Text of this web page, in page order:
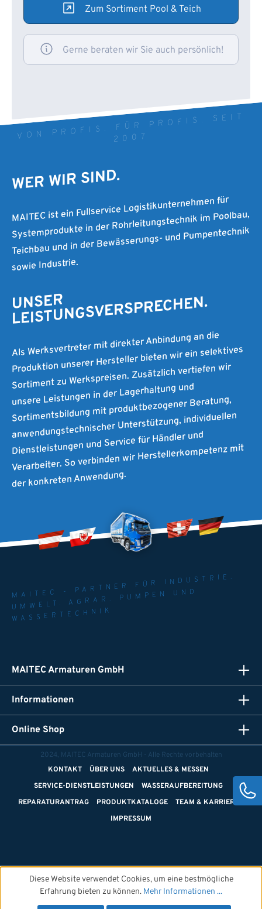
Zum Sortiment Pool & Teich
Gerne beraten wir Sie auch persönlich!
VON PROFIS. FÜR PROFIS. SEIT
2007
WER WIR SIND.
MAITEC ist ein Fullservice Logistikunternehmen für
Systemprodukte in der Rohrleitungstechnik im Poolbau,
Teichbau und in der Bewässerungs- und Pumpentechnik
sowie Industrie.
UNSER
LEISTUNGSVERSPRECHEN.
Als Werksvertreter mit direkter Anbindung an die
Produktion unserer Hersteller bieten wir ein selektives
Sortiment zu Werkspreisen. Zusätzlich vertiefen wir
unsere Leistungen in der Lagerhaltung und
Sortimentsbildung mit produktbezogener Beratung,
anwendungstechnischer Unterstützung, individuellen
Dienstleistungen und Service für Händler und
Verarbeiter. So verbinden wir Herstellerkompetenz mit
der konkreten Anwendung.
MAITEC - PARTNER FÜR INDUSTRIE.
UMWELT. AGRAR. PUMPEN UND
WASSERTECHNIK
MAITEC Armaturen GmbH
Informationen
Online Shop
2024, MAITEC Armaturen GmbH - Alle Rechte vorbehalten
KONTAKT
ÜBER UNS
AKTUELLES & MESSEN
SERVICE-DIENSTLEISTUNGEN
WASSERAUFBEREITUNG
REPARATURANTRAG
PRODUKTKATALOGE
TEAM & KARRIERE
IMPRESSUM
Diese Website verwendet Cookies, um eine bestmögliche
Erfahrung bieten zu können. Mehr Informationen ...